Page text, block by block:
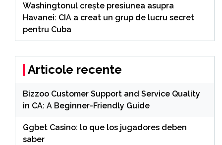
Washingtonul creşte presiunea asupra
Havanei: CIA a creat un grup de lucru secret
pentru Cuba
Articole recente
Bizzoo Customer Support and Service Quality
in CA: A Beginner-Friendly Guide
Ggbet Casino: lo que los jugadores deben
saber